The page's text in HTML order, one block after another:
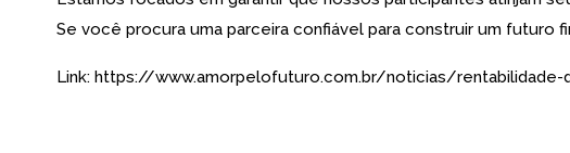
Se você procura uma parceira confiável para construir um futuro
Link: https://www.amorpelofuturo.com.br/noticias/